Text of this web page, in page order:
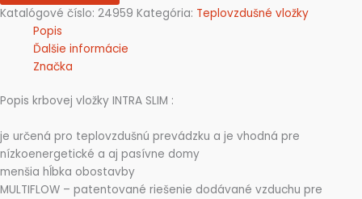
Katalógové číslo: 24959 Kategória: Teplovzdušné vložky
Popis
Ďalšie informácie
Značka
Popis krbovej vložky INTRA SLIM :
je určená pro teplovzdušnú prevádzku a je vhodná pre
nízkoenergetické a aj pasívne domy
menšia hĺbka obostavby
MULTIFLOW – patentované riešenie dodávané vzduchu pre